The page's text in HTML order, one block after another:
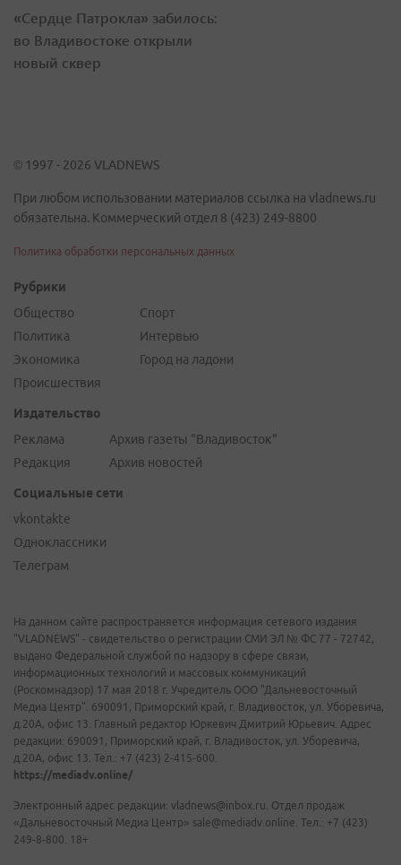
«Сердце Патрокла» забилось:
во Владивостоке открыли
новый сквер
© 1997 - 2026 VLADNEWS
При любом использовании материалов ссылка на vladnews.ru
обязательна. Коммерческий отдел 8 (423) 249-8800
Политика обработки персональных данных
Рубрики
Общество
Политика
Экономика
Происшествия
Спорт
Интервью
Город на ладони
Издательство
Реклама
Редакция
Архив газеты "Владивосток"
Архив новостей
Социальные сети
vkontakte
Одноклассники
Телеграм
На данном сайте распространяется информация сетевого издания
"VLADNEWS" - свидетельство о регистрации СМИ ЭЛ № ФС 77 - 72742,
выдано Федеральной службой по надзору в сфере связи,
информационных технологий и массовых коммуникаций
(Роскомнадзор) 17 мая 2018 г. Учредитель ООО "Дальневосточный
Медиа Центр". 690091, Приморский край, г. Владивосток, ул. Уборевича,
д.20А, офис 13. Главный редактор Юркевич Дмитрий Юрьевич. Адрес
редакции: 690091, Приморский край, г. Владивосток, ул. Уборевича,
д.20А, офис 13. Тел.: +7 (423) 2-415-600.
https://mediadv.online/
Электронный адрес редакции: vladnews@inbox.ru. Отдел продаж
«Дальневосточный Медиа Центр» sale@mediadv.online. Тел.: +7 (423)
249-8-800. 18+